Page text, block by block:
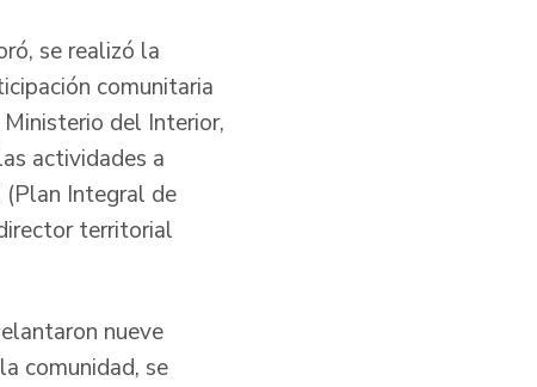
se realizó la
comunitaria
del Interior,
actividades a
(Plan Integral de
territorial
nueve
comunidad, se